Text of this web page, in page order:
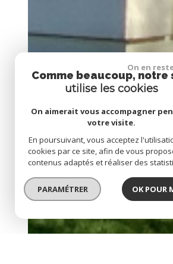
On en
Comme beaucoup, notre
utilise les cookies
On aimerait vous accompagner
votre visite.
En poursuivant, vous acceptez
cookies par ce site, afin de vous
contenus adaptés et réaliser des
PARAMÉTRER OK POUR